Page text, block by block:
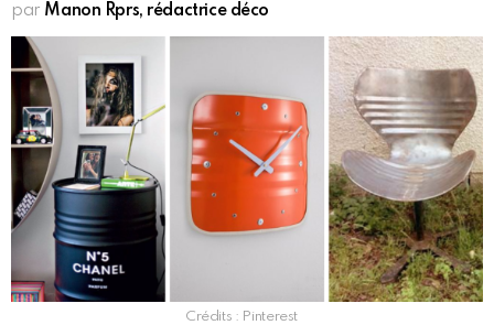
par Manon Rprs, rédactrice déco
Crédits : Pinterest